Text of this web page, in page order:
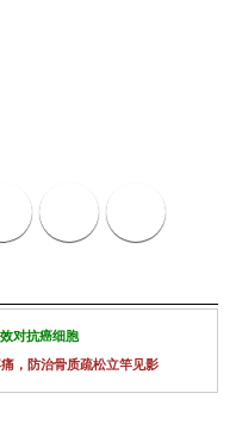
对抗癌细胞
，防治骨质疏松立竿见影